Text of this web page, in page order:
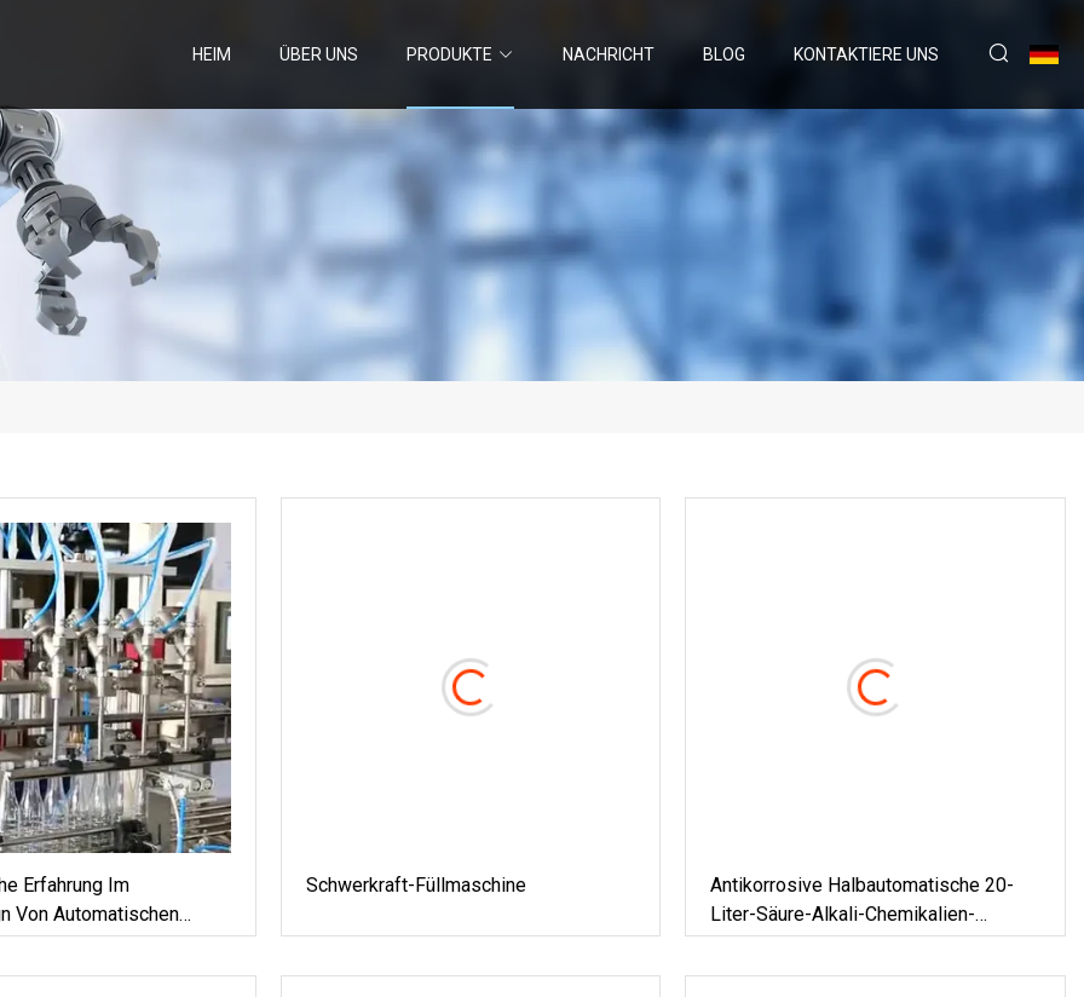
HEIM ÜBER UNS PRODUKTE NACHRICHT BLOG KONTAKTIERE UNS
Erfahrung Im
Von Automatischen
Flaschenfüllmaschinen
Schwerkraft-Füllmaschine
Antikorrosive Halbautomatische 20-
Liter-Säure-Alkali-Chemikalien-
Flüssigkeits-Wiege-Dosier-
Abfüllmaschine